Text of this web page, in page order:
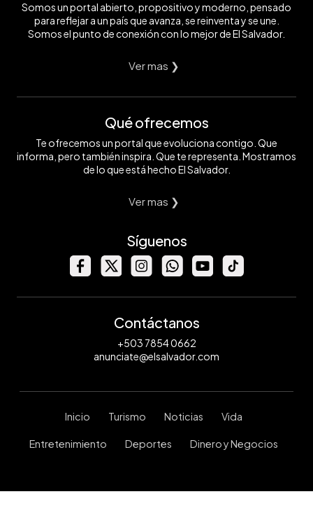
Somos un portal abierto, propositivo y moderno, pensado
para reflejar a un país que avanza, se reinventa y se une.
Somos el punto de conexión con lo mejor de El Salvador.
Ver mas ❯
Qué ofrecemos
Te ofrecemos un portal que evoluciona contigo. Que
informa, pero también inspira. Que te representa. Mostramos
de lo que está hecho El Salvador.
Ver mas ❯
Síguenos
Contáctanos
+503 7854 0662
anunciate@elsalvador.com
Inicio Turismo Noticias Vida
Entretenimiento Deportes Dinero y Negocios